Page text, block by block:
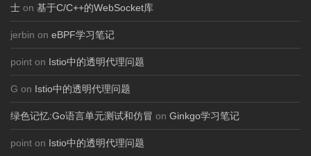
士 on 基于C/C++的WebSocket库
jerbin on eBPF学习笔记
point on Istio中的透明代理问题
G on Istio中的透明代理问题
绿色记忆:Go语言单元测试和仿冒 on Ginkgo学习笔记
point on Istio中的透明代理问题